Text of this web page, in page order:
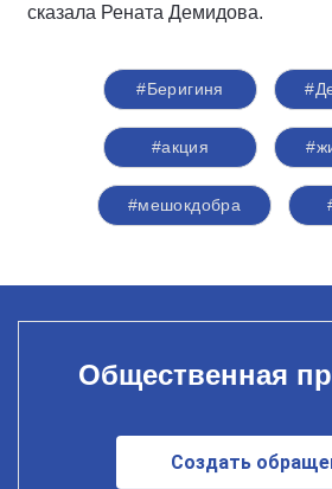
сказала Рената Демидова.
#Беригиня
#акция
#мешокдобра
Общественная
Создать